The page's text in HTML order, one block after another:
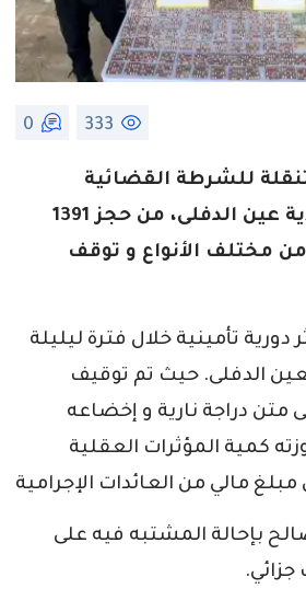
333
0
للشرطة القضائية
بخميس مليانة ولاية عين الدفلى، من حجز 1391
مختلف الأنواع و توقف
تأمينية خلال فترة ليليلة
بعين الدفلى. حيث تم توقيف
متن دراجة نارية و إخضاعه
كمية المؤثرات العقلية
مبلغ مالي من العائدات الإجرامية
بإحالة المشتبه فيه على